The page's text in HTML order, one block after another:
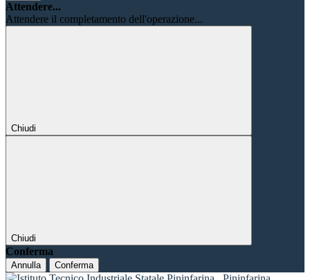
Attendere...
Attendere il completamento dell'operazione...
Chiudi
Chiudi
Conferma
Annulla Conferma